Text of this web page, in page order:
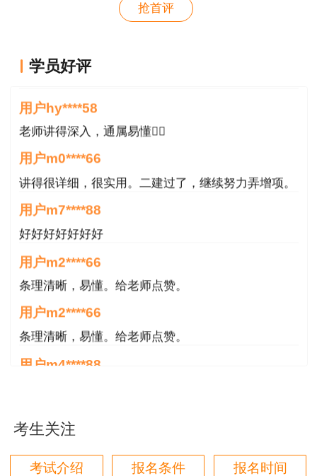
微信扫码快速估分
抢首评
学员好评
用户hy****58
用户hy****58
老师讲得深入，通属易懂👍🏻
用户m0****66
讲得很详细，很实用。二建过了，继续努力弄增项。
用户m7****88
好好好好好好好
用户m2****66
条理清晰，易懂。给老师点赞。
用户m2****66
条理清晰，易懂。给老师点赞。
用户m4****88
非常好！感谢！！！
用户m2****18
考生关注
考试介绍 报名条件 报名时间